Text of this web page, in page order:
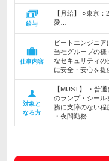
給与
【月給】 ○東京
愛…
仕事内容
ビートエンジニア
当社グループの
なセキュリティの
に安全・安心を提
対象と
なる方
【MUST】 ・普
のランプ・シール
務に支障のない程
・夜間勤務…